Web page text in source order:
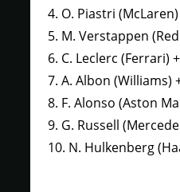
4. O. Piastri
5. M. Verstappen
6. C. Leclerc (Ferrari)
7. A. Albon (Williams)
8. F. Alonso (Aston
9. G. Russell
10. N. Hulkenberg